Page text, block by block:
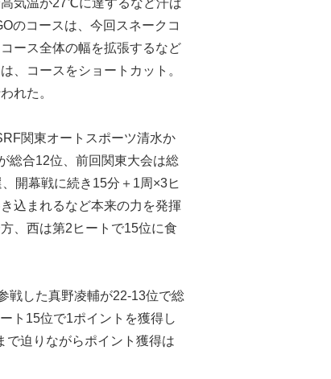
気温が27℃に達するなど汗ば
のコースは、今回スネークコ
ース全体の幅を拡張するなど
、コースをショートカット。
れた。
関東オートスポーツ清水か
総合12位、前回関東大会は総
開幕戦に続き15分＋1周×3ヒ
込まれるなど本来の力を発揮
、西は第2ヒートで15位に食
戦した真野凌輔が22-13位で総
ト15位で1ポイントを獲得し
で迫りながらポイント獲得は